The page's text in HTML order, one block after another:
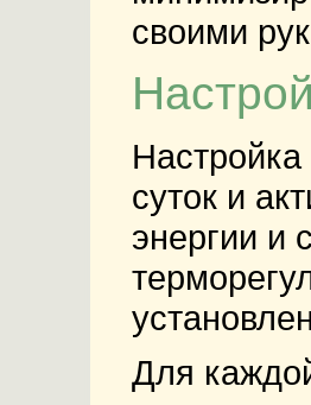
своими
суток и
энергии и
Для